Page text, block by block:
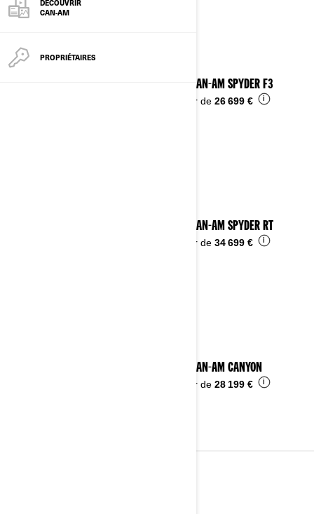
DÉCOUVRIR
CAN-AM
PROPRIÉTAIRES
2025 CAN-AM SPYDER F3
À partir de 26 699 € i
2025 CAN-AM SPYDER RT
À partir de 34 699 € i
2025 CAN-AM CANYON
À partir de 28 199 € i